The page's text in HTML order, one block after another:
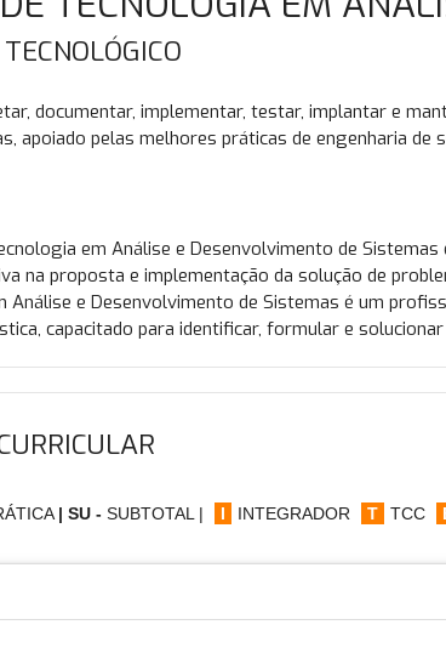
TECNOLÓGICO
documentar, implementar, testar, implantar e
apoiado pelas melhores práticas de engenharia de
em Análise e Desenvolvimento de
na proposta e implementação da solução de
Análise e Desenvolvimento de Sistemas é um
capacitado para identificar, formular e
| SU - SUBTOTAL | I INTEGRADOR T TCC